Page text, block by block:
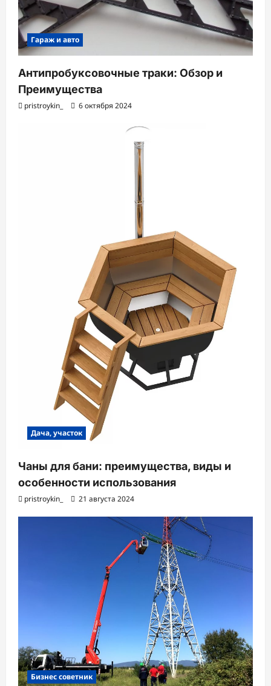
Гараж и авто
Антипробуксовочные траки: Обзор и
Преимущества
pristroykin_ 6 октября 2024
Дача, участок
Чаны для бани: преимущества, виды и
особенности использования
pristroykin_ 21 августа 2024
Бизнес советник